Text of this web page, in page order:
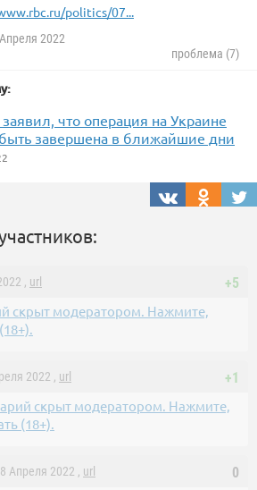
politics/07...
2022
проблема (7)
что операция на Украине
завершена в ближайшие дни
+5
, url
скрыт модератором. Нажмите,
+1
2022 , url
скрыт модератором. Нажмите,
(18+).
0
Апреля 2022 , url